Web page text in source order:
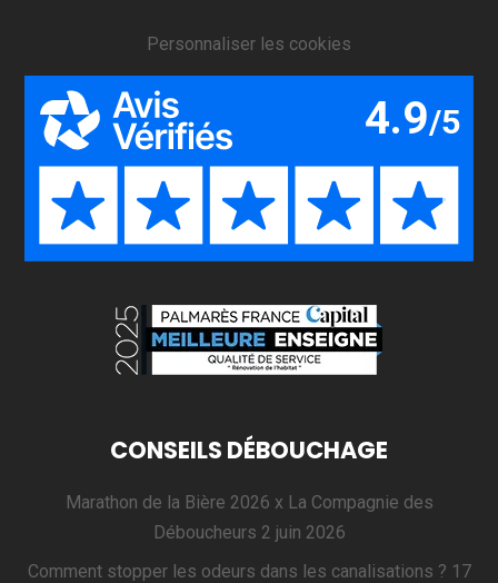
Personnaliser les cookies
CONSEILS DÉBOUCHAGE
Marathon de la Bière 2026 x La Compagnie des
Déboucheurs 2 juin 2026
Comment stopper les odeurs dans les canalisations ? 17